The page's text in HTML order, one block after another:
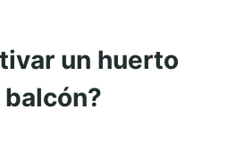
un huerto